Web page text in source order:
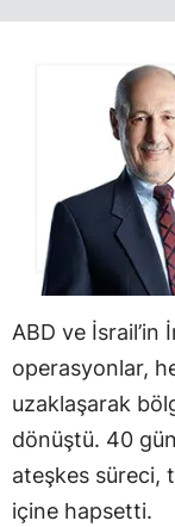
ABD ve İsrail’in
operasyonlar,
uzaklaşarak
dönüştü. 40
ateşkes süreci,
içine hapsetti.